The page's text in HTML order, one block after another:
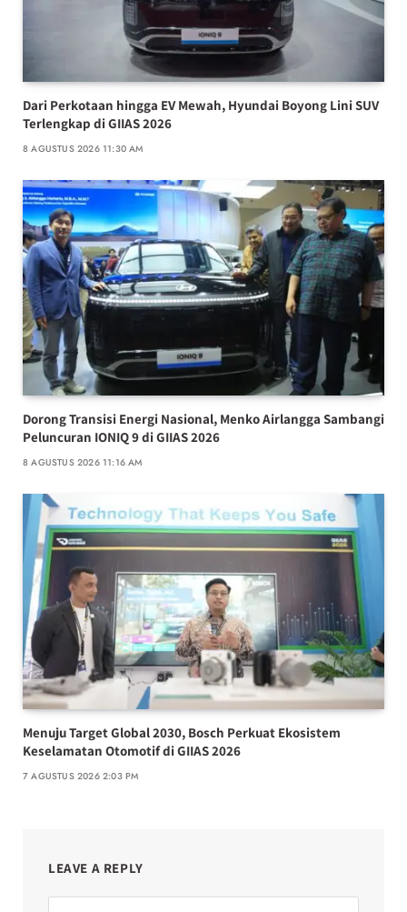
Dari Perkotaan hingga EV Mewah, Hyundai Boyong Lini SUV
Terlengkap di GIIAS 2026
8 AGUSTUS 2026 11:30 AM
Dorong Transisi Energi Nasional, Menko Airlangga Sambangi
Peluncuran IONIQ 9 di GIIAS 2026
8 AGUSTUS 2026 11:16 AM
Menuju Target Global 2030, Bosch Perkuat Ekosistem
Keselamatan Otomotif di GIIAS 2026
7 AGUSTUS 2026 2:03 PM
LEAVE A REPLY